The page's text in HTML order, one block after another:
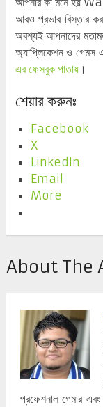
আরও প্রভাব বিস্তার
অবশ্যই আপনাদের
অ্যাপ্লিকেশন ও গেমস
এর ফেসবুক পাতায়।
শেয়ার করুনঃ
Facebook
X
LinkedIn
Email
More
About The
প্রফেশনাল গেমার এবং